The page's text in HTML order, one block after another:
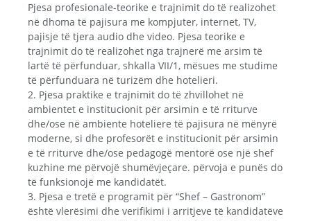
Pjesa profesionale-teorike e trajnimit do të realizohet
në dhoma të pajisura me kompjuter, internet, TV,
pajisje të tjera audio dhe video. Pjesa teorike e
trajnimit do të realizohet nga trajnerë me arsim të
lartë të përfunduar, shkalla VII/1, mësues me studime
të përfunduara në turizëm dhe hotelieri.
2. Pjesa praktike e trajnimit do të zhvillohet në
ambientet e institucionit për arsimin e të rriturve
dhe/ose në ambiente hoteliere të pajisura në mënyrë
moderne, si dhe profesorët e institucionit për arsimin
e të rriturve dhe/ose pedagogë mentorë ose një shef
kuzhine me përvojë shumëvjeçare. përvoja e punës do
të funksionojë me kandidatët.
3. Pjesa e tretë e programit për “Shef – Gastronom”
është vlerësimi dhe verifikimi i arritjeve të kandidatëve